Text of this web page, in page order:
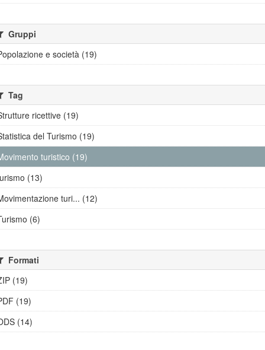
Gruppi
e società (19)
Tag
ricettive (19)
del Turismo (19)
turistico (19)
(13)
turi... (12)
(6)
Formati
(19)
(19)
(14)